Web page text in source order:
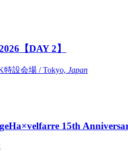
【DAY 2】
特設会場 / Tokyo, Japan
15th